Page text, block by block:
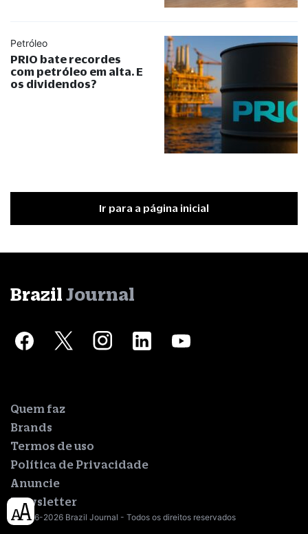
Petróleo
PRIO bate recordes
com petróleo em alta. E
os dividendos?
Ir para a página inicial
Brazil Journal
Quem faz
Brands
Termos de uso
Política de Privacidade
Anuncie
Newsletter
© 2016-2026 Brazil Journal - Todos os direitos reservados